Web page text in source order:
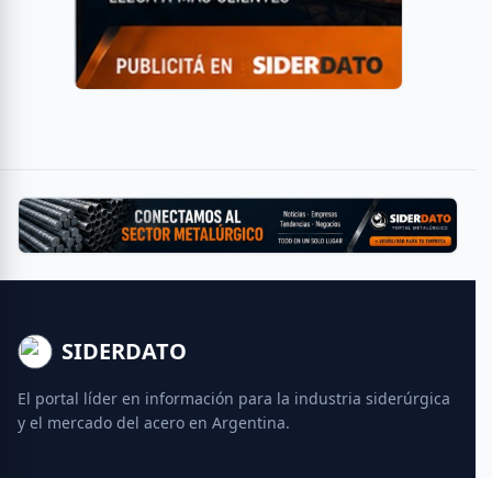
SIDERDATO
El portal líder en información para la industria siderúrgica
y el mercado del acero en Argentina.